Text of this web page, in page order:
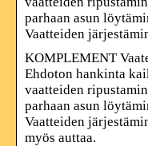
parhaan asun
Vaatteiden
KOMPLEMENT
Ehdoton hankinta
vaatteiden
parhaan asun
Vaatteiden
myös auttaa.